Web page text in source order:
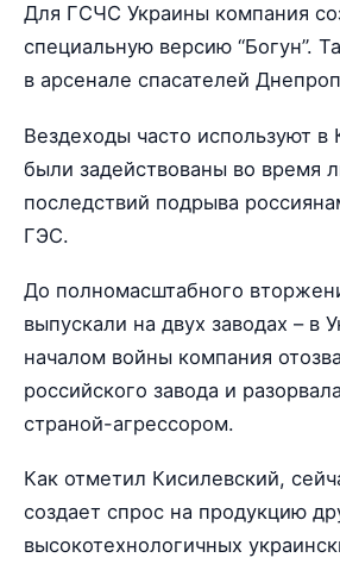
Для ГСЧС Украины компания
специальную версию “Богун”.
в арсенале спасателей
Вездеходы часто используют в
были задействованы во время
последствий подрыва
ГЭС.
До полномасштабного
выпускали на двух заводах – в
началом войны компания
российского завода и
страной-агрессором.
Как отметил Кисилевский,
создает спрос на продукцию
высокотехнологичных